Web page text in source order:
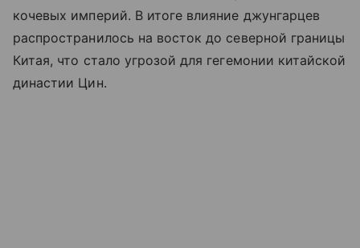
кочевых империй. В итоге влияние джунгарцев
распространилось на восток до северной границы
Китая, что стало угрозой для гегемонии китайской
династии Цин.